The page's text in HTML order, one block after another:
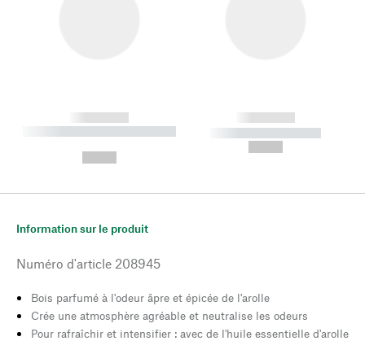
------------
----------- ----------- --------
------------
----------- -----------
Information sur le produit
Numéro d'article 208945
Bois parfumé à l'odeur âpre et épicée de l'arolle
Crée une atmosphère agréable et neutralise les odeurs
Pour rafraîchir et intensifier : avec de l'huile essentielle d'arolle